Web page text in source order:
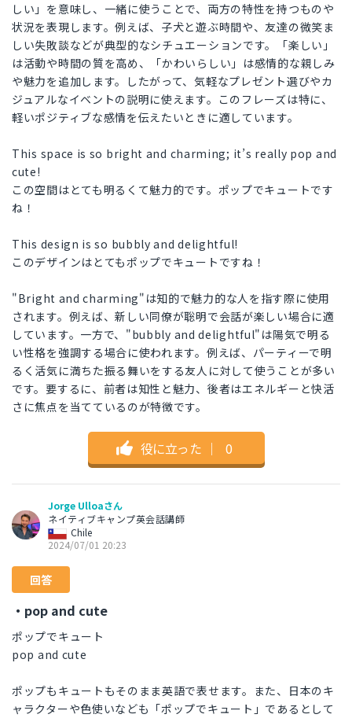
しい」を意味し、一緒に使うことで、両方の特性を持つものや
状況を表現します。例えば、子犬と遊ぶ時間や、友達の微笑ま
しい失敗談などが典型的なシチュエーションです。「楽しい」
は活動や時間の質を高め、「かわいらしい」は感情的な親しみ
や魅力を追加します。したがって、気軽なプレゼント選びやカ
ジュアルなイベントの説明に使えます。このフレーズは特に、
軽いポジティブな感情を伝えたいときに適しています。
This space is so bright and charming; it’s really pop and
cute!
この空間はとても明るくて魅力的です。ポップでキュートです
ね！
This design is so bubbly and delightful!
このデザインはとてもポップでキュートですね！
"Bright and charming"は知的で魅力的な人を指す際に使用
されます。例えば、新しい同僚が聡明で会話が楽しい場合に適
しています。一方で、"bubbly and delightful"は陽気で明る
い性格を強調する場合に使われます。例えば、パーティーで明
るく活気に満ちた振る舞いをする友人に対して使うことが多い
です。要するに、前者は知性と魅力、後者はエネルギーと快活
さに焦点を当てているのが特徴です。
役に立った ｜ 0
Jorge Ulloaさん
ネイティブキャンプ英会話講師
Chile
2024/07/01 20:23
回答
・pop and cute
ポップでキュート
pop and cute
ポップもキュートもそのまま英語で表せます。また、日本のキ
ャラクターや色使いなども「ポップでキュート」であるとして